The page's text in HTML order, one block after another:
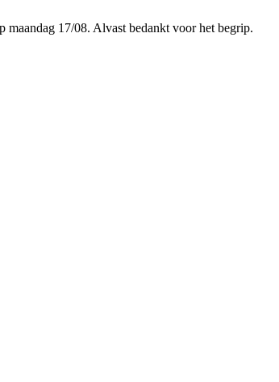
17/08. Alvast bedankt voor het begrip.